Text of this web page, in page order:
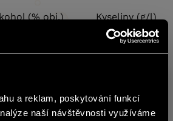
a reklam, poskytování funkcí
naší návštěvnosti využíváme
(% obj.)
Kyseliny (g/l)
5,8
č.